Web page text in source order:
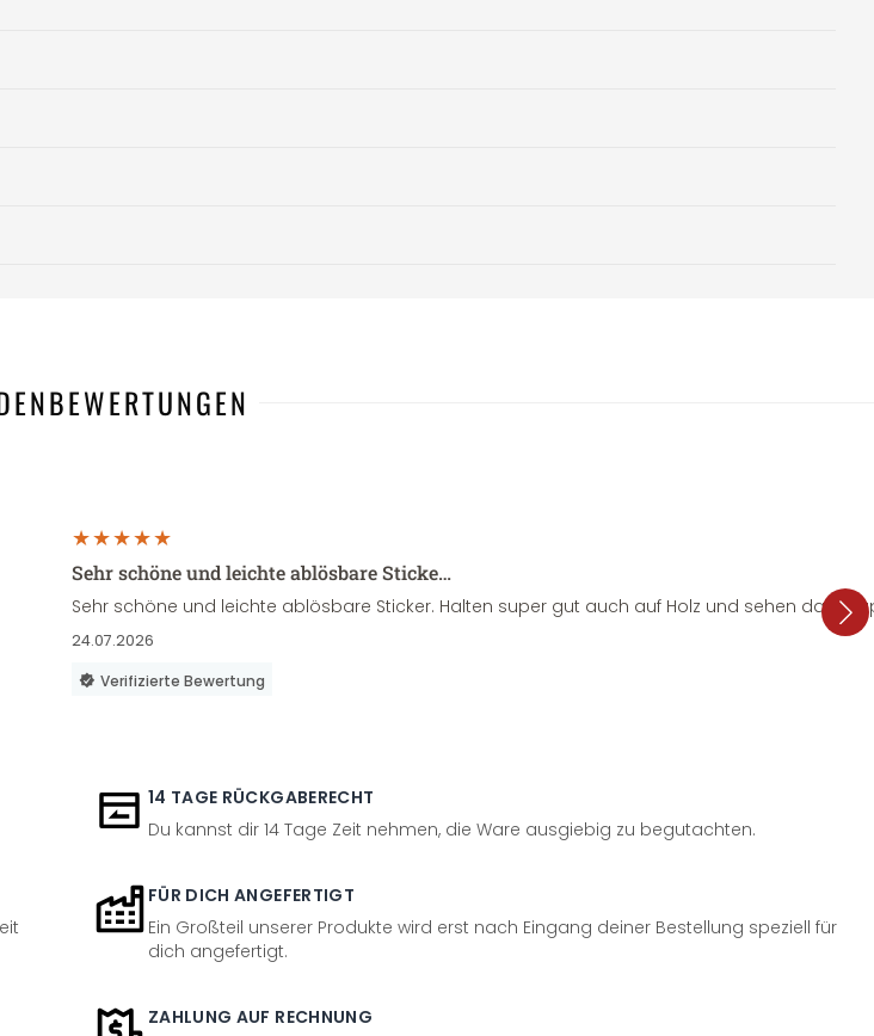
Sehr schöne und leichte ablösbare Sticke…
Sehr schöne und leichte ablösbare Sticker. Halten super gut auch auf Holz und sehen dazu
24.07.2026
Verifizierte Bewertung
14 TAGE RÜCKGABERECHT
Du kannst dir 14 Tage Zeit nehmen, die Ware ausgiebig zu begutachten.
FÜR DICH ANGEFERTIGT
Ein Großteil unserer Produkte wird erst nach Eingang deiner Bestellung speziell für
dich angefertigt.
ZAHLUNG AUF RECHNUNG